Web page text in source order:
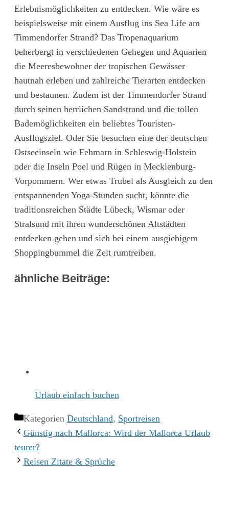
Erlebnismöglichkeiten zu entdecken. Wie wäre es
beispielsweise mit einem Ausflug ins Sea Life am
Timmendorfer Strand? Das Tropenaquarium
beherbergt in verschiedenen Gehegen und Aquarien
die Meeresbewohner der tropischen Gewässer
hautnah erleben und zahlreiche Tierarten entdecken
und bestaunen. Zudem ist der Timmendorfer Strand
durch seinen herrlichen Sandstrand und die tollen
Bademöglichkeiten ein beliebtes Touristen-
Ausflugsziel. Oder Sie besuchen eine der deutschen
Ostseeinseln wie Fehmarn in Schleswig-Holstein
oder die Inseln Poel und Rügen in Mecklenburg-
Vorpommern. Wer etwas Trubel als Ausgleich zu den
entspannenden Yoga-Stunden sucht, könnte die
traditionsreichen Städte Lübeck, Wismar oder
Stralsund mit ihren wunderschönen Altstädten
entdecken gehen und sich bei einem ausgiebigem
Shoppingbummel die Zeit rumtreiben.
ähnliche Beiträge:
Urlaub einfach buchen
Kategorien Deutschland, Sportreisen
Günstig nach Mallorca: Wird der Mallorca Urlaub
teurer?
Reisen Zitate & Sprüche